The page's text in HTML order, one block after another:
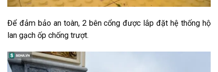
Để đảm bảo an toàn, 2 bên cổng được lắp đặt hệ thống hộ
lan gạch ốp chống trượt.